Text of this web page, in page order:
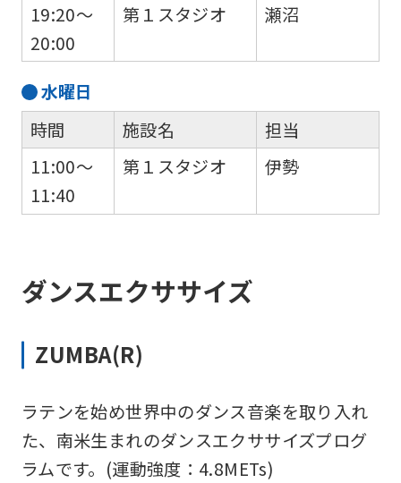
19:20～
20:00
第１スタジオ
瀬沼
水曜日
時間
11:00～
11:40
施設名
第１スタジオ
担当
伊勢
ダンスエクササイズ
ZUMBA(R)
ラテンを始め世界中のダンス音楽を取り入れ
た、南米生まれのダンスエクササイズプログ
ラムです。(運動強度：4.8METs)